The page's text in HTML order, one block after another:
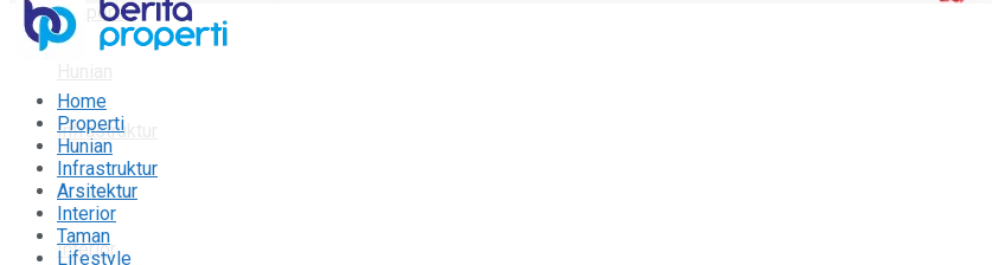
Properti
Infrastruktur
Arsitektur
Interior
Home
Properti
Hunian
Infrastruktur
Arsitektur
Interior
Taman
Lifestyle